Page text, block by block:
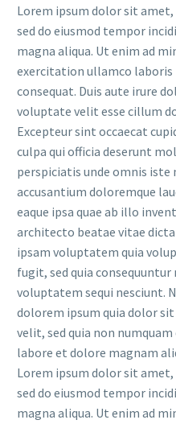
Lorem ipsum dolor sit
sed do eiusmod tempor
magna aliqua. Ut enim ad
exercitation ullamco laboris
consequat. Duis aute irure
voluptate velit esse cillum
Excepteur sint occaecat
culpa qui officia deserunt
perspiciatis unde omnis
accusantium doloremque
eaque ipsa quae ab illo
architecto beatae vitae
ipsam voluptatem quia
fugit, sed quia
voluptatem sequi nesciunt.
dolorem ipsum quia dolor
velit, sed quia non
labore et dolore magnam
Lorem ipsum dolor sit
sed do eiusmod tempor
magna aliqua. Ut enim ad